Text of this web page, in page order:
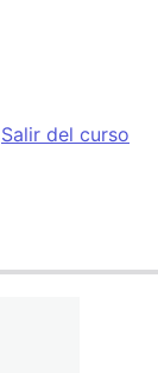
Salir del curso